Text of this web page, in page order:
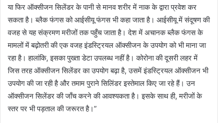
या फिर ऑक्सीजन सिलेंडर के पानी से मानव शरीर में नाक के द्वारा प्रवेश कर
सकता है। ब्लैक फंगस को आईसीयू फंगस भी कहा जाता है। आईसीयू में संदूषण की
वजह से यह संक्रमण मरीजों तक पहुँच जाता है। देश में अचानक ब्लैक फंगस के
मामलों में बढ़ोतरी की एक वजह इंडस्ट्रियल ऑक्सीजन के उपयोग को भी माना जा
रहा है। हालांकि, इसका पुख्ता डेटा उपलब्ध नहीं है। कोरोना की दूसरी लहर में
जिस तरह ऑक्सीजन सिलेंडर का उपयोग बढ़ा है, उसमें इंडस्ट्रियल ऑक्सीजन भी
उपयोग की जा रही है और तमाम पुराने सिलिंडर इस्तेमाल किए जा रहे हैं। उन
ऑक्सीजन सिलेंडर की जाँच करने की आवश्यकता है। इसके साथ ही, मरीजों के
स्तर पर भी पड़ताल की जरूरत है।”